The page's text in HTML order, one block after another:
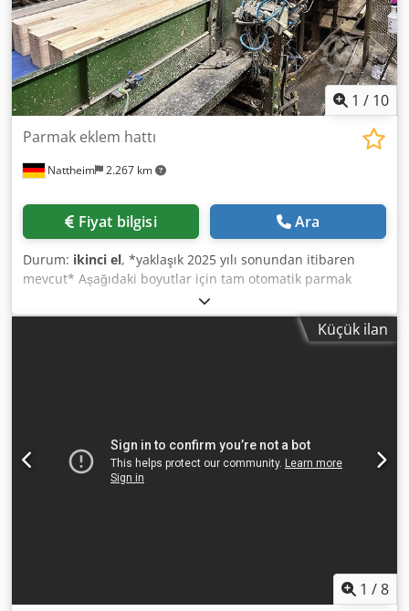
1 / 10
Nattheim 2.267 km
Parmak eklem hattı
Fiyat bilgisi Ara
Durum: ikinci el, *yaklaşık 2025 yılı sonundan itibaren
mevcut* Aşağıdaki boyutlar için tam otomatik parmak
birleştirme hattı: Kalınlık: yaklaşık 24 – 100 mm Genişlik:
yaklaşık 80 – 240 mm Parmak birleştirme uzunluğu: 400 –
1.500 mm Bitmiş uzunluk: 2,50 m – 13,50 m sürekli
konveyöre, tahta çeviriciye, çok nemli, çok kuru için
anahtara, B kalitesi için anahtara, işaretleme istasyonuna
veya otomatik çalışmaya - Bidac ön taraf tarayıcısı, kupa
için ilgili sıralama bantları ve pnömatik ejektör - NKT
paketleme - döner tablalı NKT parmak birleştirme makinesi
Küçük ilan
1 /8